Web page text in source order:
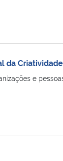
da Criatividade
e